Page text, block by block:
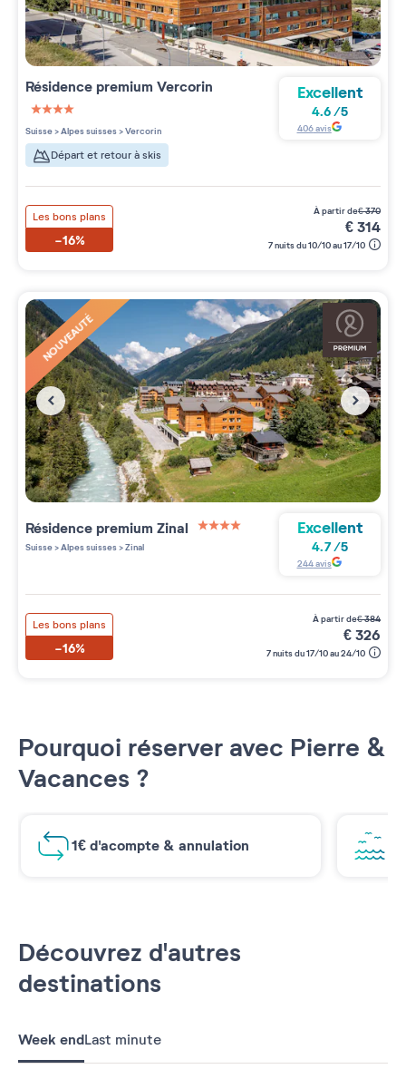
Résidence premium Vercorin
4 étoiles sur 5
Suisse>Alpes suisses>Vercorin
Départ et retour à skis
Excellent
4.6 /5
406avis
Les bons plans
-16%
à partir de€370
€314
7 nuits du 10/10 au 17/10
NOUVEAUTÉ
Résidence premium Zinal
Suisse>Alpes suisses>Zinal
Excellent
4.7/5
244avis
Les bons plans
-16%
à partir de€384
€326
7 nuits du 17/10 au 24/10
Pourquoi réserver avec Pierre &
Vacances ?
1€ d'acompte & annulation
Découvrez d'autres
destinations
Week endLast minute